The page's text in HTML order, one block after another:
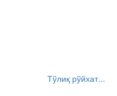
Тўлиқ рўйхат...